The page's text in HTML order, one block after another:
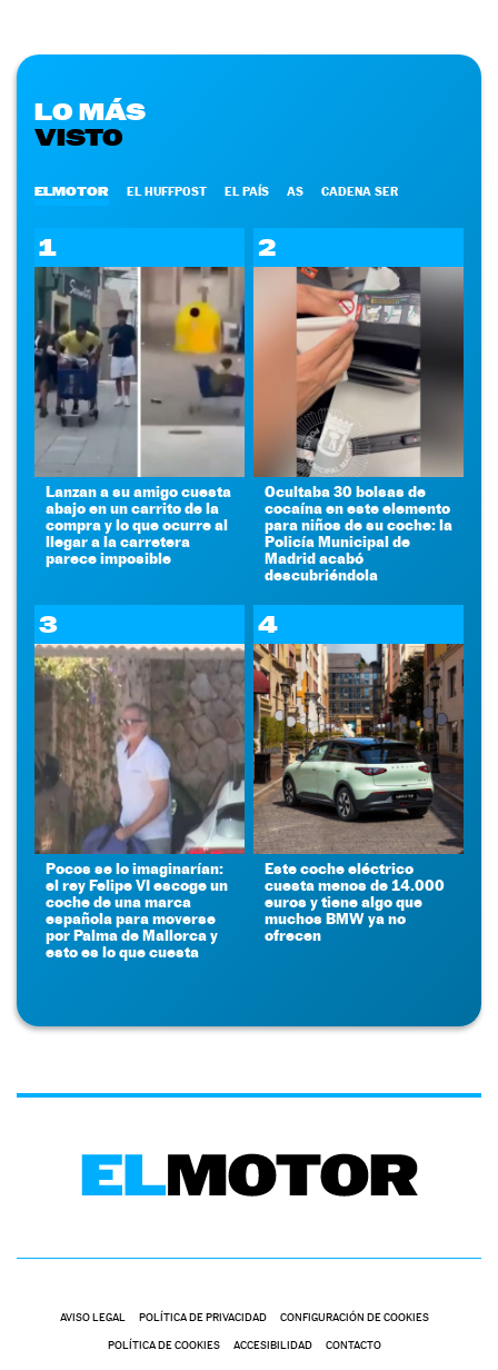
LO MÁS
VISTO
ELMOTOR EL HUFFPOST EL PAÍS AS CADENA SER
1
Lanzan a su amigo cuesta
abajo en un carrito de la
compra y lo que ocurre al
llegar a la carretera
parece imposible
2
Ocultaba 30 bolsas de
cocaína en este elemento
para niños de su coche: la
Policía Municipal de
Madrid acabó
descubriéndola
3
Pocos se lo imaginarían:
el rey Felipe VI escoge un
coche de una marca
española para moverse
por Palma de Mallorca y
esto es lo que cuesta
4
Este coche eléctrico
cuesta menos de 14.000
euros y tiene algo que
muchos BMW ya no
ofrecen
AVISO LEGAL POLÍTICA DE PRIVACIDAD CONFIGURACIÓN DE COOKIES
POLÍTICA DE COOKIES ACCESIBILIDAD CONTACTO